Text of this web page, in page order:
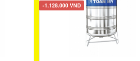
-1.128.000 VND